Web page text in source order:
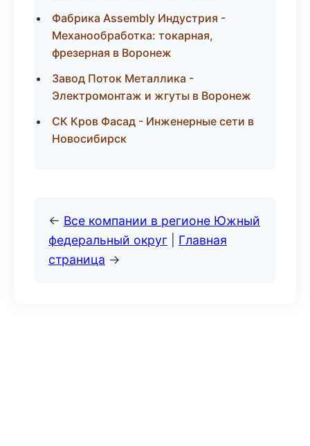
Фабрика Assembly Индустрия -
Механообработка: токарная,
фрезерная в Воронеж
Завод Поток Металлика -
Электромонтаж и жгуты в Воронеж
СК Кров Фасад - Инженерные сети в
Новосибирск
← Все компании в регионе Южный
федеральный округ
Главная
страница →